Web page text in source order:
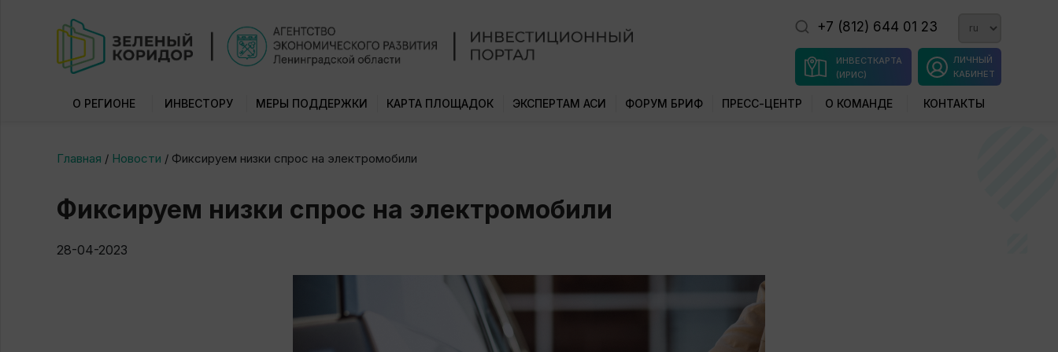
+7 (812) 644 01 23
ЛИЧНЫЙ
КАБИНЕТ
ИНВЕСТКАРТА
(ИРИС)
О РЕГИОНЕ ИНВЕСТОРУ МЕРЫ ПОДДЕРЖКИ КАРТА ПЛОЩАДОК ЭКСПЕРТАМ АСИ ФОРУМ БРИФ ПРЕСС-ЦЕНТР О КОМАНДЕ КОНТАКТЫ
Главная / Новости / Фиксируем низки спрос на электромобили
Фиксируем низки спрос на электромобили
28-04-2023